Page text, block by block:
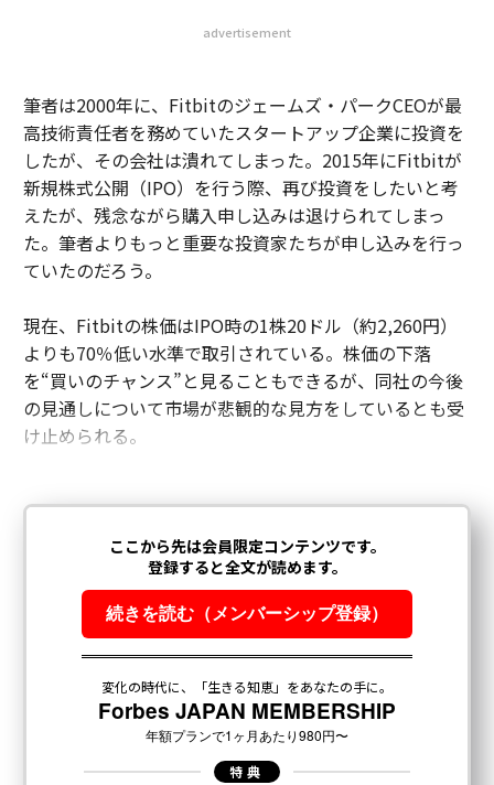
advertisement
筆者は2000年に、Fitbitのジェームズ・パークCEOが最
高技術責任者を務めていたスタートアップ企業に投資を
したが、その会社は潰れてしまった。2015年にFitbitが
新規株式公開（IPO）を行う際、再び投資をしたいと考
えたが、残念ながら購入申し込みは退けられてしまっ
た。筆者よりもっと重要な投資家たちが申し込みを行っ
ていたのだろう。
現在、Fitbitの株価はIPO時の1株20ドル（約2,260円）
よりも70％低い水準で取引されている。株価の下落
を“買いのチャンス”と見ることもできるが、同社の今後
の見通しについて市場が悲観的な見方をしているとも受
け止められる。